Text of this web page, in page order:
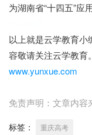
为湖南省“十四五”应
以上就是云学教育小
容敬请关注云学教育
www.yunxue.com
免责声明：文章内容
标签： 重庆高考